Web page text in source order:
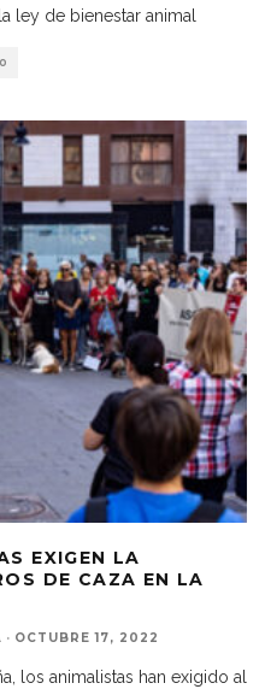
ley de bienestar animal
0
EXIGEN LA
DE CAZA EN LA
· OCTUBRE 17, 2022
los animalistas han exigido al